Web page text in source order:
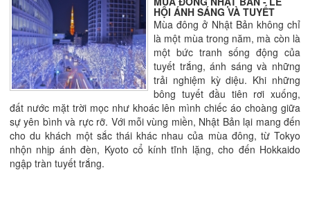
HỘI ÁNH SÁNG VÀ TUYẾT
Mùa đông ở Nhật Bản không chỉ
là một mùa trong năm, mà còn là
một bức tranh sống động của
tuyết trắng, ánh sáng và những
trải nghiệm kỳ diệu. Khi những
bông tuyết đầu tiên rơi xuống,
đất nước mặt trời mọc như khoác lên mình chiếc áo choàng giữa
sự yên bình và rực rỡ. Với mỗi vùng miền, Nhật Bản lại mang đến
cho du khách một sắc thái khác nhau của mùa đông, từ Tokyo
nhộn nhịp ánh đèn, Kyoto cổ kính tĩnh lặng, cho đến Hokkaido
ngập tràn tuyết trắng.